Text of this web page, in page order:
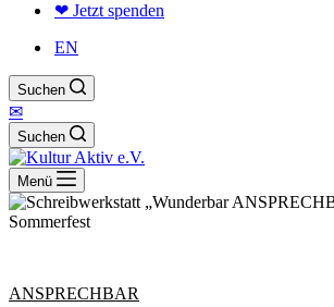
❤ Jetzt spenden
EN
Suchen
✉
Suchen
Menü
ANSPRECHBAR